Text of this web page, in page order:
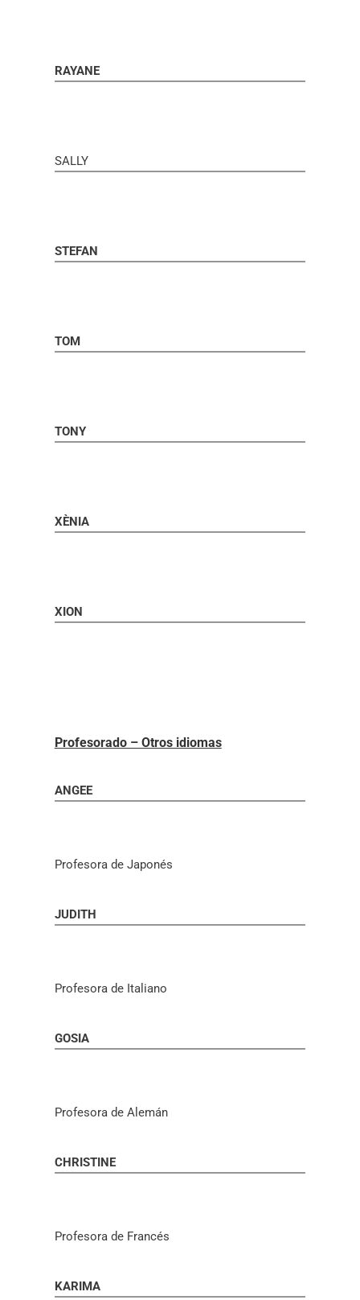
RAYANE
SALLY
STEFAN
TOM
TONY
XÈNIA
XION
Profesorado – Otros idiomas
ANGEE
Profesora de Japonés
JUDITH
Profesora de Italiano
GOSIA
Profesora de Alemán
CHRISTINE
Profesora de Francés
KARIMA